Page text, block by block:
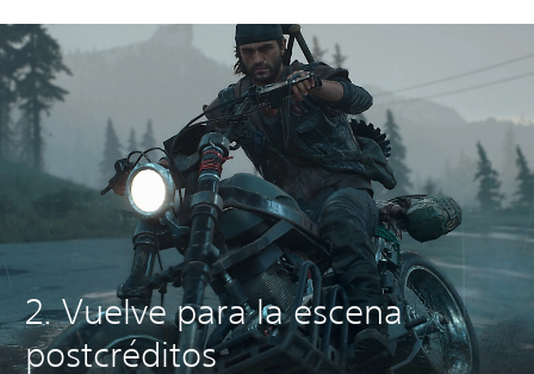
2. Vuelve para la escena
postcréditos